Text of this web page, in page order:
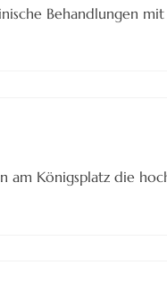
Behandlungen
am Königsplatz die